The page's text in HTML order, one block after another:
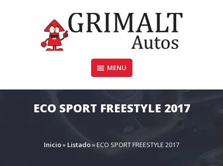
GRIMALTAUTOS.COM.AR
MENU
ECO SPORT FREESTYLE 2017
Inicio» Listado»ECO SPORT FREESTYLE 2017